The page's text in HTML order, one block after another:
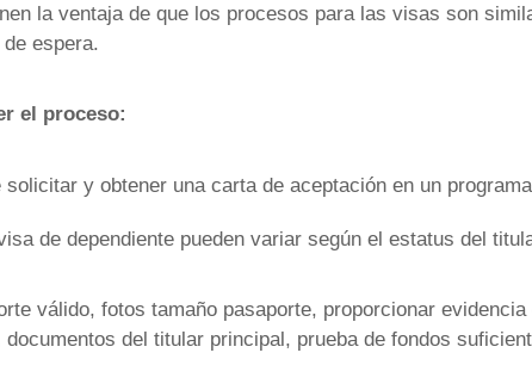
la ventaja de que los procesos para las visas son
espera.
el proceso:
y obtener una carta de aceptación en un
de dependiente pueden variar según el estatus del
válido, fotos tamaño pasaporte, proporcionar
del titular principal, prueba de fondos